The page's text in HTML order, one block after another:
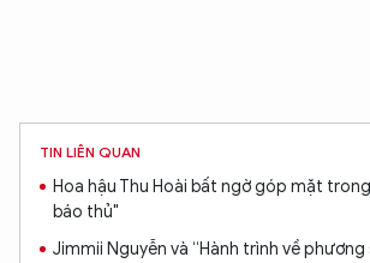
TIN LIÊN QUAN
Hoa hậu Thu Hoài bất ngờ góp mặt
báo thủ"
Jimmii Nguyễn và “Hành trình về phương